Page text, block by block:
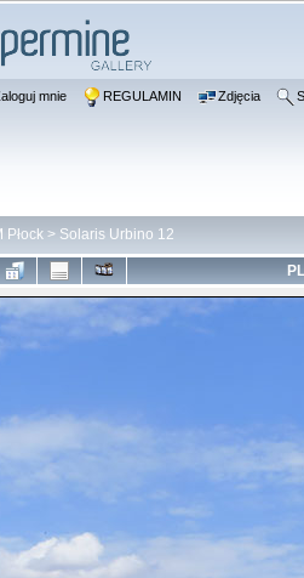
mnie REGULAMIN Zdjęcia
Płock > Solaris Urbino 12